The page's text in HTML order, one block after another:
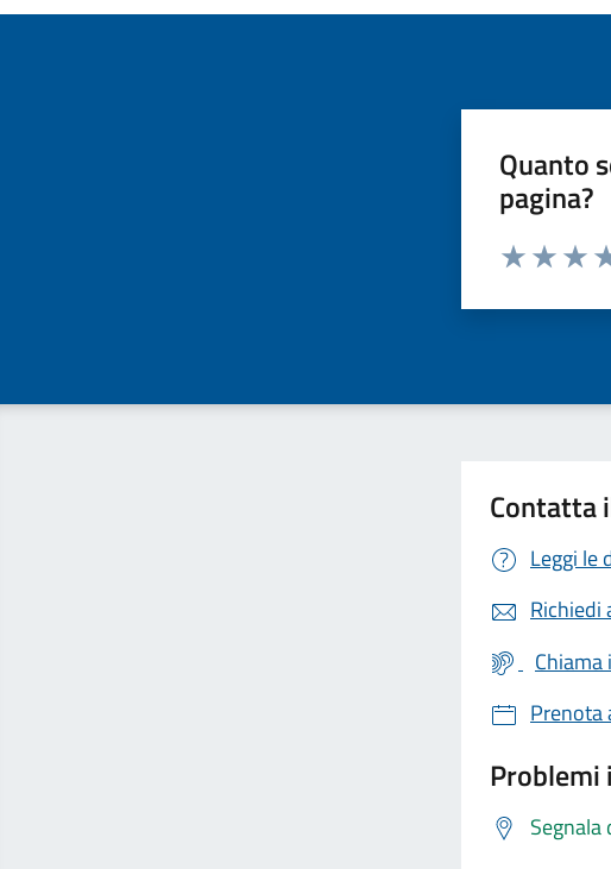
Quanto
pagina?
Valuta da 1 a 5
Contatta
Leggi le
Richiedi
Prenota
Segnala